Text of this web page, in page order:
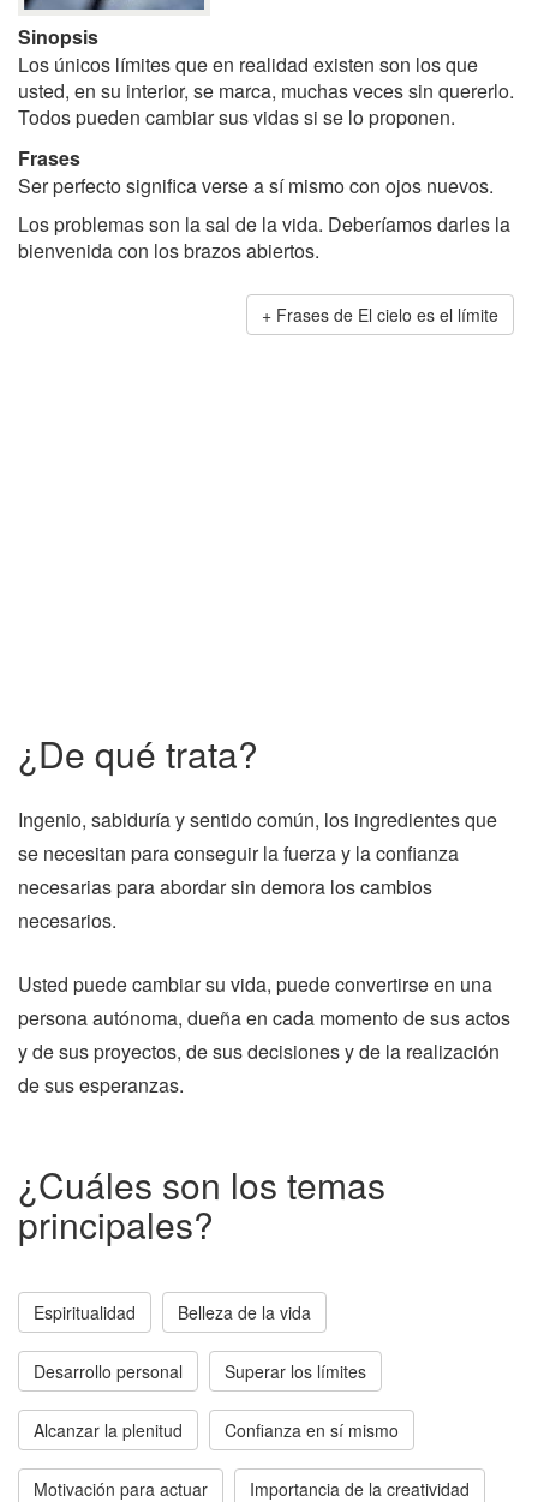
Sinopsis
Los únicos límites que en realidad existen son los que
usted, en su interior, se marca, muchas veces sin quererlo.
Todos pueden cambiar sus vidas si se lo proponen.
Frases
Ser perfecto significa verse a sí mismo con ojos nuevos.
Los problemas son la sal de la vida. Deberíamos darles la
bienvenida con los brazos abiertos.
Frases de El cielo es el límite
¿De qué trata?
Ingenio, sabiduría y sentido común, los ingredientes que
se necesitan para conseguir la fuerza y la confianza
necesarias para abordar sin demora los cambios
necesarios.
Usted puede cambiar su vida, puede convertirse en una
persona autónoma, dueña en cada momento de sus actos
y de sus proyectos, de sus decisiones y de la realización
de sus esperanzas.
¿Cuáles son los temas
principales?
Espiritualidad Belleza de la vida
Desarrollo personal Superar los límites
Alcanzar la plenitud Confianza en sí mismo
Motivación para actuar Importancia de la creatividad